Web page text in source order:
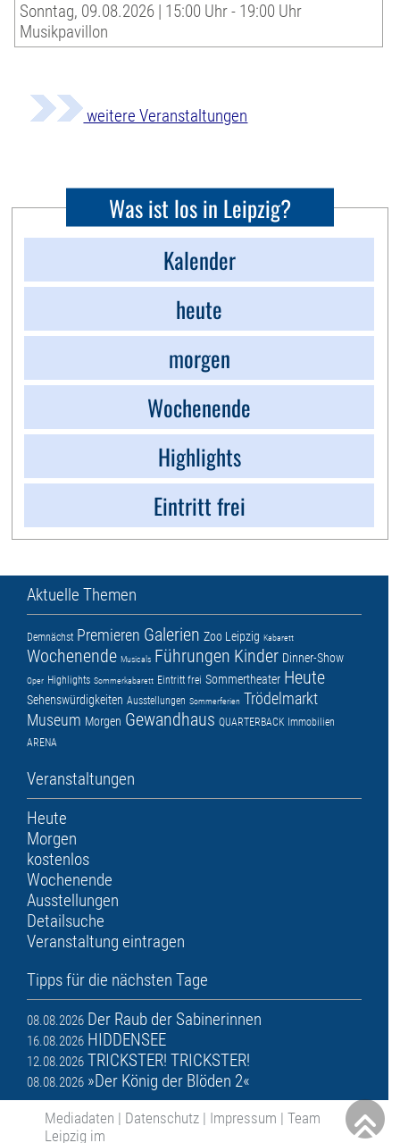
Sonntag, 09.08.2026 | 15:00 Uhr - 19:00 Uhr
Musikpavillon
weitere Veranstaltungen
Was ist los in Leipzig?
Kalender
heute
morgen
Wochenende
Highlights
Eintritt frei
Aktuelle Themen
Demnächst Premieren Galerien Zoo Leipzig Kabarett
Wochenende Musicals Führungen Kinder Dinner-Show
Oper Highlights Sommerkabarett Eintritt frei Sommertheater Heute
Sehenswürdigkeiten Ausstellungen Sommerferien Trödelmarkt
Museum Morgen Gewandhaus QUARTERBACK Immobilien
ARENA
Veranstaltungen
Heute
Morgen
kostenlos
Wochenende
Ausstellungen
Detailsuche
Veranstaltung eintragen
Tipps für die nächsten Tage
08.08.2026 Der Raub der Sabinerinnen
16.08.2026 HIDDENSEE
12.08.2026 TRICKSTER! TRICKSTER!
08.08.2026 »Der König der Blöden 2«
Mediadaten | Datenschutz | Impressum | Team
Leipzig im